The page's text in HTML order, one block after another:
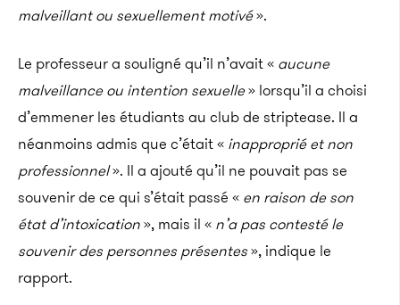
malveillant ou sexuellement motivé».
Le professeur a souligné qu’il n’avait « aucune
malveillance ou intention sexuelle» lorsqu’il a choisi
d’emmener les étudiants au club de striptease. Il a
néanmoins admis que c’était « inapproprié et non
professionnel». Il a ajouté qu’il ne pouvait pas se
souvenir de ce qui s’était passé « en raison de son
état d’intoxication», mais il « n’a pas contesté le
souvenir des personnes présentes», indique le
rapport.